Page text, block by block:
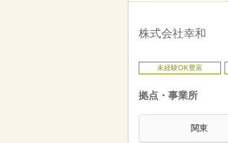
株式会社幸和
未経験OK豊富
拠点・事業所
関東